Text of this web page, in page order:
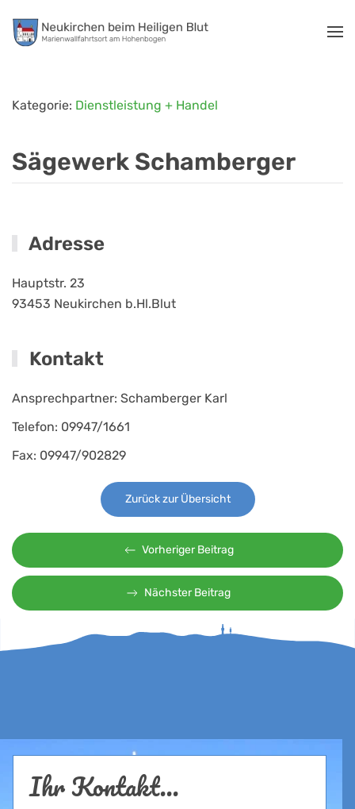
Zum Hauptinhalt springen
Kategorie: Dienstleistung + Handel
Sägewerk Schamberger
Adresse
Hauptstr. 23
93453 Neukirchen b.Hl.Blut
Kontakt
Ansprechpartner: Schamberger Karl
Telefon: 09947/1661
Fax: 09947/902829
Zurück zur Übersicht
Vorheriger Beitrag
Nächster Beitrag
Ihr Kontakt...